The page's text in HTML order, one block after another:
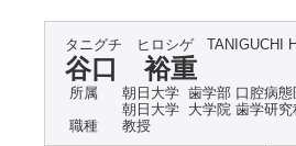
タニグチ ヒロシゲ TANIGUCHI
谷口 裕重
所属
朝日大学 歯学部 口腔病態
朝日大学 大学院 歯学研究
職種
教授